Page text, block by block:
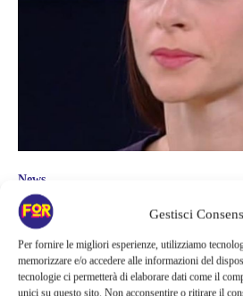
Gestisci
Per fornire le migliori esperienze, utilizziamo
memorizzare e/o accedere alle informazioni del
tecnologie ci permetterà di elaborare dati come il
unici su questo sito. Non acconsentire o ritirare il
News
ANBETA TOROMANI,
DA MEDIASET: È
FILIPPI | DOPO ANNI